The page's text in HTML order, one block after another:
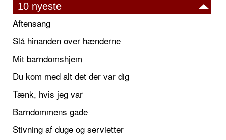
10 nyeste
Aftensang
Slå hinanden over hænderne
Mit barndomshjem
Du kom med alt det der var dig
Tænk, hvis jeg var
Barndommens gade
Stivning af duge og servietter